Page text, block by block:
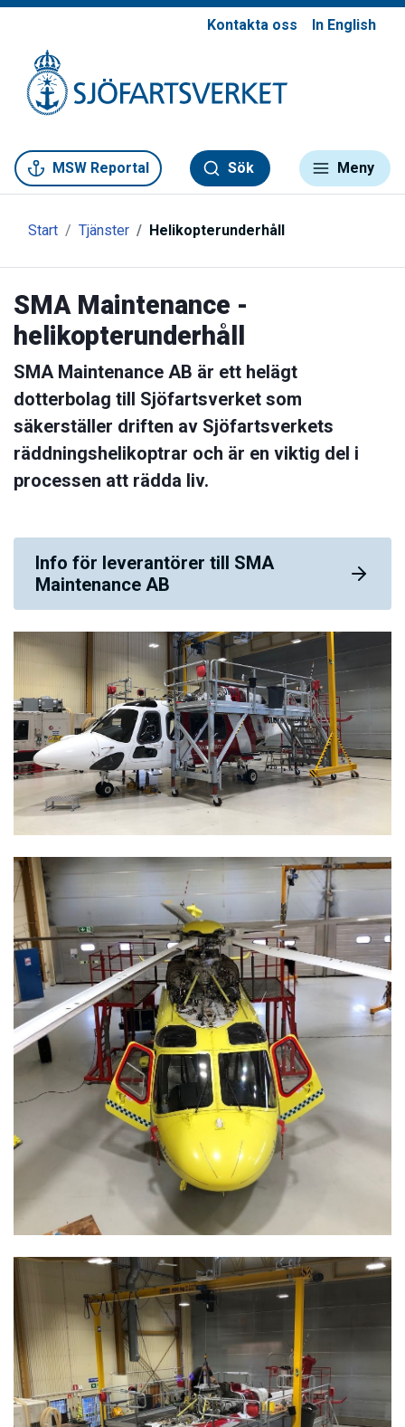
Kontakta oss In English
MSW Reportal Sök Meny
Start Tjänster Helikopterunderhåll
SMA Maintenance -
helikopterunderhåll
SMA Maintenance AB är ett helägt
dotterbolag till Sjöfartsverket som
säkerställer driften av Sjöfartsverkets
räddningshelikoptrar och är en viktig del i
processen att rädda liv.
Info för leverantörer till SMA
Maintenance AB